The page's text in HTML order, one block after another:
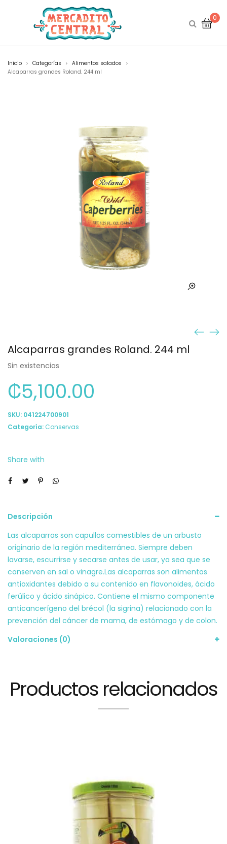
0
Inicio > Categorías > Alimentos salados >
Alcaparras grandes Roland. 244 ml
Alcaparras grandes Roland. 244 ml
Sin existencias
₡5,100.00
SKU: 041224700901
Categoría: Conservas
Share with
Descripción
Las alcaparras son capullos comestibles de un arbusto
originario de la región mediterránea. Siempre deben
lavarse, escurrirse y secarse antes de usar, ya sea que se
conserven en sal o vinagre.Las alcaparras son alimentos
antioxidantes debido a su contenido en flavonoides, ácido
ferúlico y ácido sinápico. Contiene el mismo componente
anticancerígeno del brécol (la sigrina) relacionado con la
prevención del cáncer de mama, de estómago y de colon.
Valoraciones (0)
Productos relacionados